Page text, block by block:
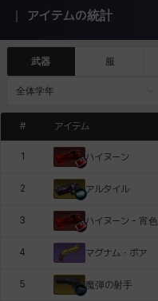
アイテムの統計
武器 服
全体学年
# アイテム
1 ハイヌーン
2 アルタイル
3 ハイヌーン - 宵色
4 マグナム・ボア
5 魔弾の射手